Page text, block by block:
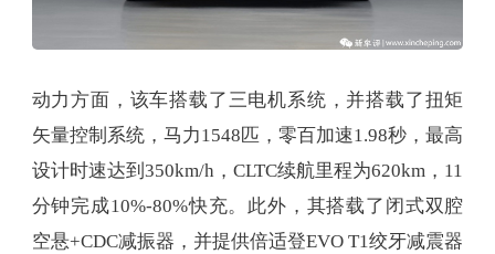
动力方面，该车搭载了三电机系统，并搭载了扭矩
矢量控制系统，马力1548匹，零百加速1.98秒，最高
设计时速达到350km/h，CLTC续航里程为620km，11
分钟完成10%-80%快充。此外，其搭载了闭式双腔
空悬+CDC减振器，并提供倍适登EVO T1绞牙减震器